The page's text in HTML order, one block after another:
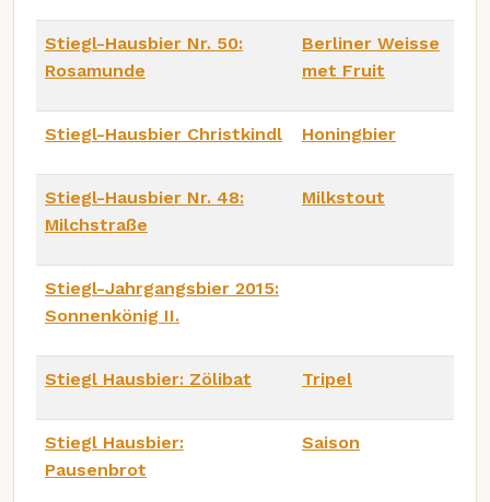
Stiegl-Hausbier Nr. 50:
Rosamunde
Berliner Weisse
met Fruit
Stiegl-Hausbier Christkindl Honingbier
Stiegl-Hausbier Nr. 48:
Milchstraße
Milkstout
Stiegl-Jahrgangsbier 2015:
Sonnenkönig II.
Stiegl Hausbier: Zölibat Tripel
Stiegl Hausbier:
Pausenbrot
Saison